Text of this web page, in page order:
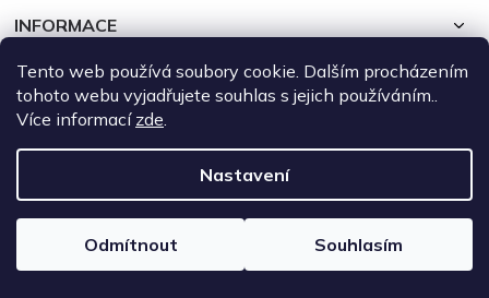
Tento web používá soubory cookie. Dalším procházením
tohoto webu vyjadřujete souhlas s jejich používáním..
Více informací zde.
Nastavení
Odmítnout Souhlasím
INFORMACE
MŮJ ÚČET
Copyright 2026DroneRepublic.cz. Všechna práva vyhrazena.
Upravit nastavení cookies